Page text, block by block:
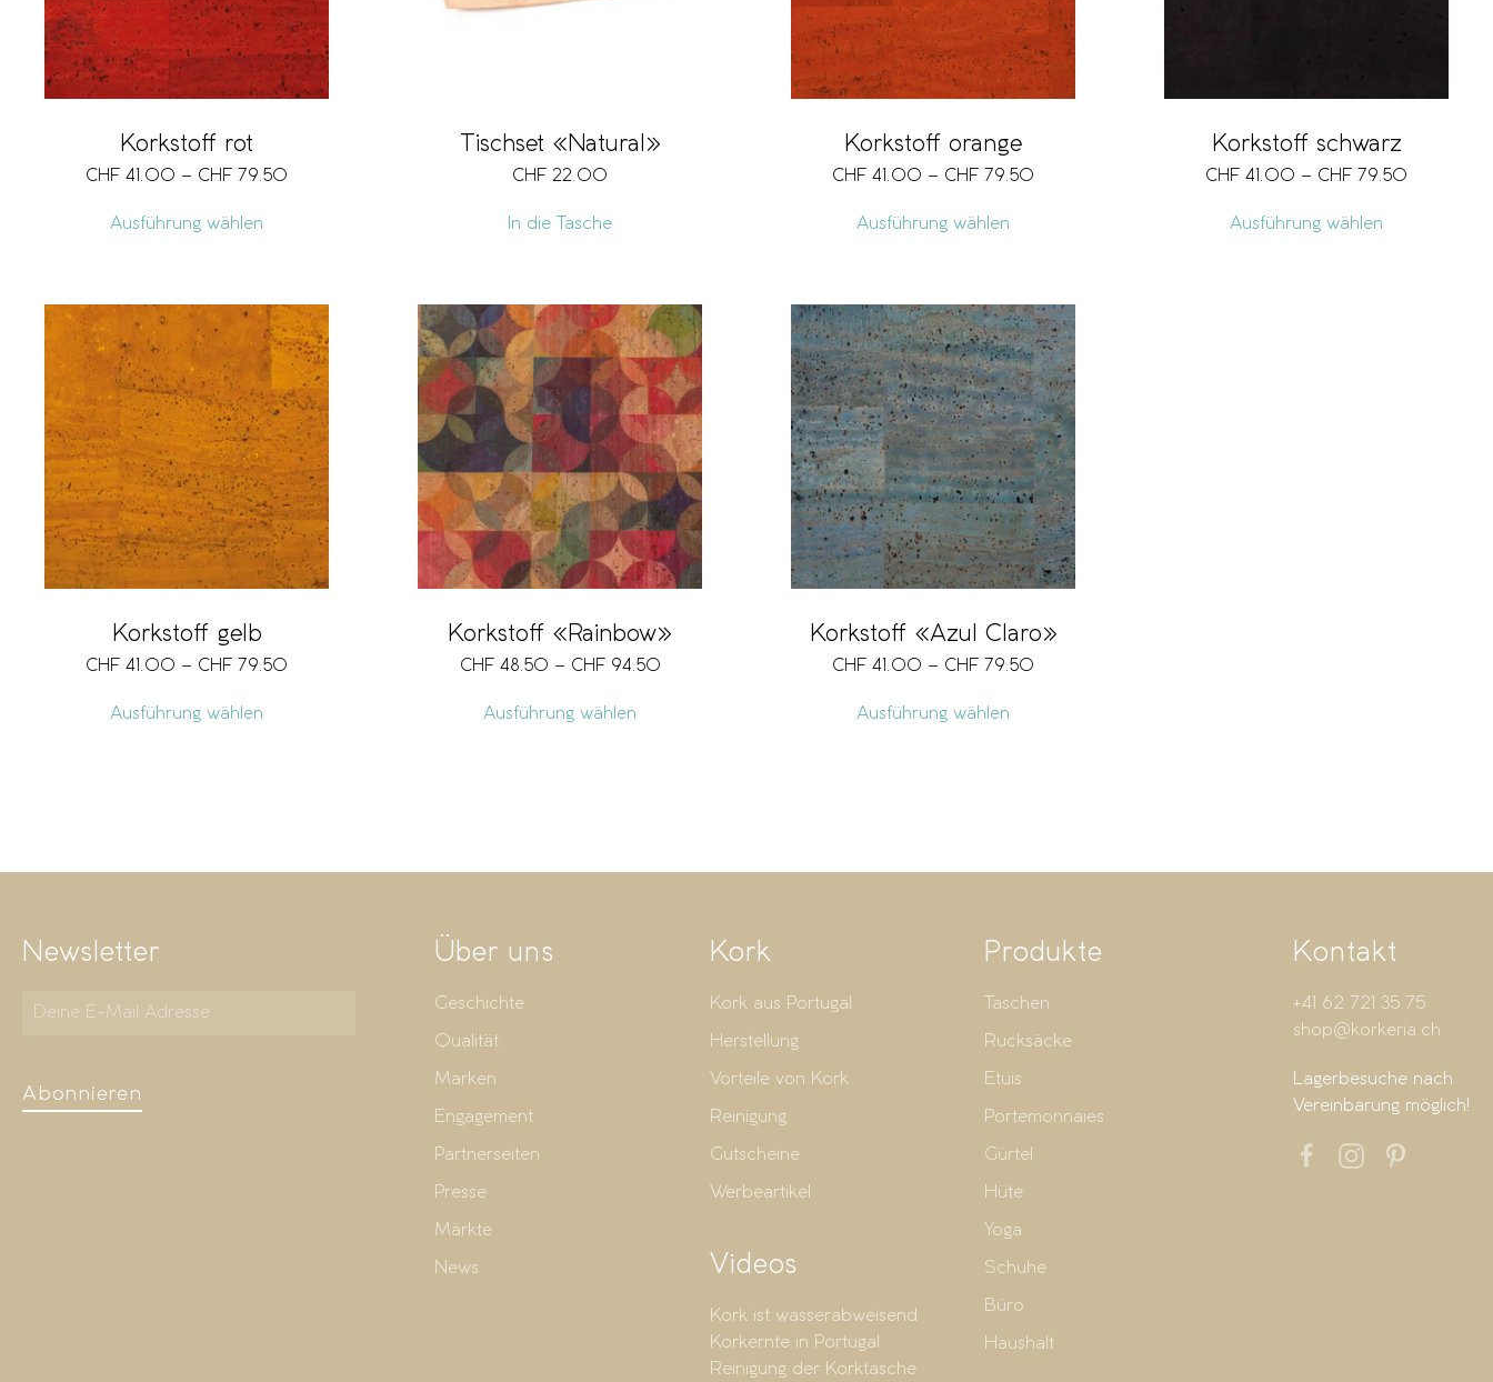
Korkstoff rot
CHF 41.00 – CHF 79.50
Ausführung wählen
Tischset «Natural»
CHF 22.00
In die Tasche
Korkstoff orange
CHF 41.00 – CHF 79.50
Ausführung wählen
Korkstoff schwarz
CHF 41.00 – CHF 79.50
Ausführung wählen
Korkstoff gelb
CHF 41.00 – CHF 79.50
Ausführung wählen
Korkstoff «Rainbow»
CHF 48.50 – CHF 94.50
Ausführung wählen
Korkstoff «Azul Claro»
CHF 41.00 – CHF 79.50
Ausführung wählen
Newsletter
Abonnieren
Über uns
Geschichte
Qualität
Marken
Engagement
Partnerseiten
Presse
Märkte
News
Kork
Kork aus Portugal
Herstellung
Vorteile von Kork
Reinigung
Gutscheine
Werbeartikel
Videos
Kork ist wasserabweisend
Korkernte in Portugal
Reinigung der Korktasche
Produkte
Taschen
Rucksäcke
Etuis
Portemonnaies
Gürtel
Hüte
Yoga
Schuhe
Büro
Haushalt
Kontakt
+41 62 721 35 75
shop@korkeria.ch
Lagerbesuche nach
Vereinbarung möglich!